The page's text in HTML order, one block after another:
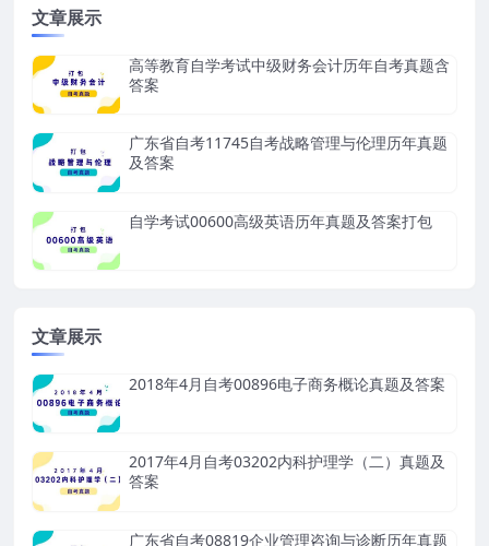
文章展示
高等教育自学考试中级财务会计历年自考真题含
答案
广东省自考11745自考战略管理与伦理历年真题
及答案
自学考试00600高级英语历年真题及答案打包
文章展示
2018年4月自考00896电子商务概论真题及答案
2017年4月自考03202内科护理学（二）真题及
答案
广东省自考08819企业管理咨询与诊断历年真题